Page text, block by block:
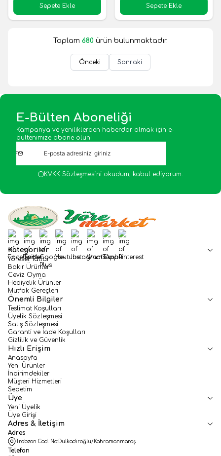
Sepete Ekle
Sepete Ekle
Toplam 680 ürün bulunmaktadır.
Önceki Sonraki
E-Bülten Aboneliği
Kampanya ve yeniliklerden haberdar olmak için e-
bültenimize abone olun!
KVKK Sözleşmesi'niokudum, kabul ediyorum.
Facebook
TwitterGoogle-Plus
YoutubeInstagram
WhatsApp
TumblrPinterest
Kategoriler
Yöresel Tatlar
Bakır Ürünler
Ceviz Oyma
Hediyelik Ürünler
Mutfak Gereçleri
Önemli Bilgiler
Teslimat Koşulları
Üyelik Sözleşmesi
Satış Sözleşmesi
Garanti ve İade Koşulları
Gizlilik ve Güvenlik
Hızlı Erişim
Anasayfa
Yeni Ürünler
İndirimdekiler
Müşteri Hizmetleri
Sepetim
Üye
Yeni Üyelik
Üye Girişi
Adres & İletişim
Adres
Trabzon Cad. No:Dulkadiroğlu/Kahramanmaraş
Telefon